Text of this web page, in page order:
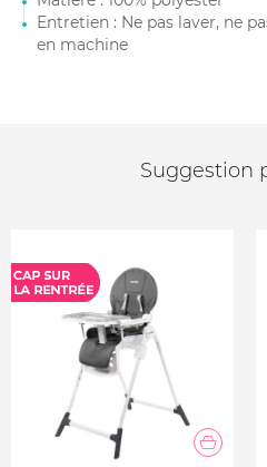
Entretien : Ne pas laver, ne
en machine
Suggestion